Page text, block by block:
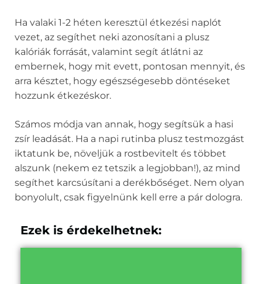
Ha valaki 1-2 héten keresztül étkezési naplót
vezet, az segíthet neki azonosítani a plusz
kalóriák forrását, valamint segít átlátni az
embernek, hogy mit evett, pontosan mennyit, és
arra késztet, hogy egészségesebb döntéseket
hozzunk étkezéskor.
Számos módja van annak, hogy segítsük a hasi
zsír leadását. Ha a napi rutinba plusz testmozgást
iktatunk be, növeljük a rostbevitelt és többet
alszunk (nekem ez tetszik a legjobban!), az mind
segíthet karcsúsítani a derékbőséget. Nem olyan
bonyolult, csak figyelnünk kell erre a pár dologra.
Ezek is érdekelhetnek: